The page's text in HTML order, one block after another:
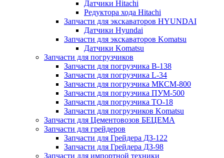
Датчики Hitachi
Редуктора хода Hitachi
Запчасти для экскаваторов HYUNDAI
Датчики Hyundai
Запчасти для экскаваторов Komatsu
Датчики Komatsu
Запчасти для погрузчиков
Запчасти для погрузчика B-138
Запчасти для погрузчика L-34
Запчасти для погрузчика МКСМ-800
Запчасти для погрузчика ПУМ-500
Запчасти для погрузчика ТО-18
Запчасти для погрузчиков Komatsu
Запчасти для Цементовозов БЕЦЕМА
Запчасти для грейдеров
Запчасти для Грейдера ДЗ-122
Запчасти для Грейдера ДЗ-98
Запчасти для импортной техники